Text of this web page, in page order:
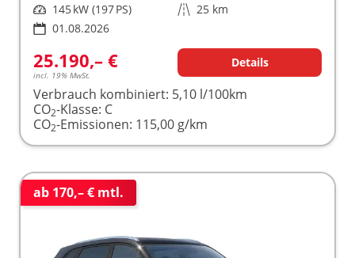
Leistung 145 kW (197 PS) Kilometerstand 25 km
01.08.2026
25.190,– €
incl. 19% MwSt.
Details
Verbrauch kombiniert: 5,10 l/100km
CO2-Klasse: C
CO2-Emissionen: 115,00 g/km
ab 170,– € mtl.